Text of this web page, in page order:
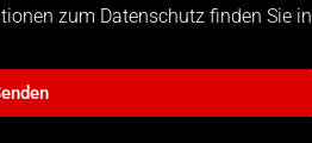
zum Datenschutz finden Sie in